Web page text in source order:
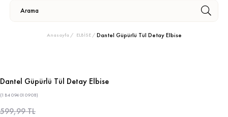
Anasayfa ELBİSE Dantel Güpürlü Tül Detay Elbise
Dantel Güpürlü Tül Detay Elbise
(1B4094010908)
599,99 TL